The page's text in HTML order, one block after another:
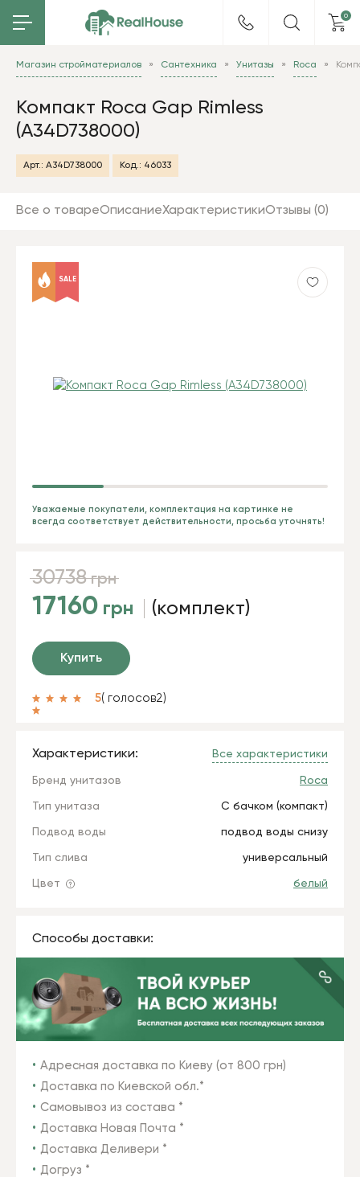
0
Магазин стройматериалов Сантехника Унитазы Roca
Компакт Roca Gap Rimless
(A34D738000)
Арт.: A34D738000 Код.: 46033
Все о товареОписаниеХарактеристикиОтзывы (0)
SALE
Уважаемые покупатели, комплектация на картинке не
всегда соответствует действительности, просьба уточнять!
30738 грн
17160 грн (комплект)
Купить
5( голосов2)
Характеристики: Все характеристики
Бренд унитазов Roca
Тип унитаза С бачком (компакт)
Подвод воды подвод воды снизу
Тип слива универсальный
Цвет белый
Способы доставки:
Адресная доставка по Киеву (от 800 грн)
Доставка по Киевской обл.*
Самовывоз из состава *
Доставка Новая Почта *
Доставка Деливери *
Догруз *